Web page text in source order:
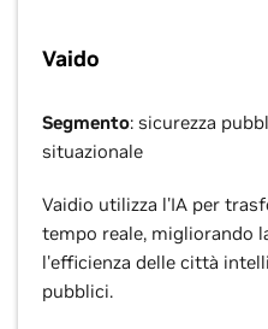
Vaido
Segmento: sicurezza
situazionale
Vaidio utilizza l'IA per
tempo reale, migliorando
l'efficienza delle città
pubblici.